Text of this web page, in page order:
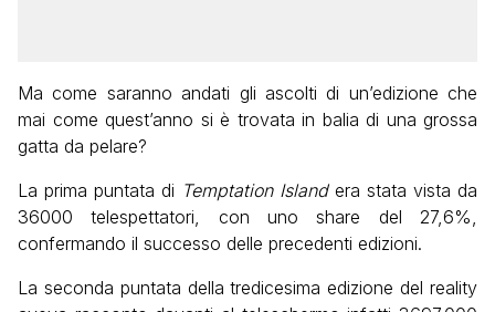
Ma come saranno andati gli ascolti di un’edizione che
mai come quest’anno si è trovata in balia di una grossa
gatta da pelare?
La prima puntata di Temptation Islandera stata vista da
36000 telespettatori, con uno share del 27,6%,
confermando il successo delle precedenti edizioni.
La seconda puntata della tredicesima edizione del reality